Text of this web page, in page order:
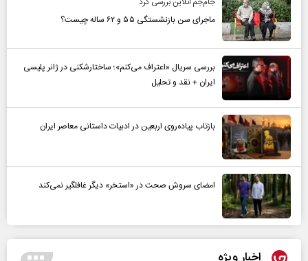
ماجرای سن بازنشستگی ۵۵ و ۶۲ ساله چیست؟
بررسی سریال «اعتراف می‌کنم»؛ ساختارشکنی در ژانر پلیسی
ایران + نقد و تحلیل
بازتاب پیاده‌روی اربعین در ادبیات داستانی معاصر ایران
امضای سروش صحت در «استخر» دیگر غافلگیر نمی‌کند